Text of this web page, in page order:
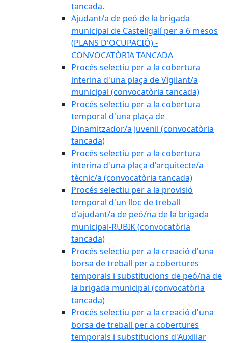
tancada.
Ajudant/a de peó de la brigada
municipal de Castellgalí per a 6 mesos
(PLANS D'OCUPACIÓ) -
CONVOCATÒRIA TANCADA
Procés selectiu per a la cobertura
interina d'una plaça de Vigilant/a
municipal (convocatòria tancada)
Procés selectiu per a la cobertura
temporal d'una plaça de
Dinamitzador/a Juvenil (convocatòria
tancada)
Procés selectiu per a la cobertura
interina d'una plaça d'arquitecte/a
tècnic/a (convocatòria tancada)
Procés selectiu per a la provisió
temporal d'un lloc de treball
d'ajudant/a de peó/na de la brigada
municipal-RUBIK (convocatòria
tancada)
Procés selectiu per a la creació d'una
borsa de treball per a cobertures
temporals i substitucions de peó/na de
la brigada municipal (convocatòria
tancada)
Procés selectiu per a la creació d'una
borsa de treball per a cobertures
temporals i substitucions d'Auxiliar